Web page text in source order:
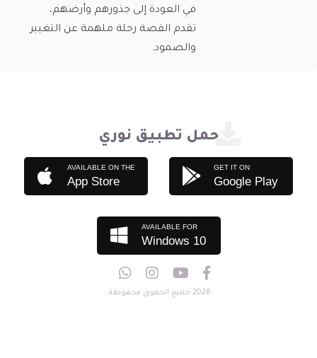
في العودة إلى جذورهم وأرضهم،
تقدم القصة رحلة ملهمة عن التغيير
والصمود.
حمل تطبيق نوري
AVAILABLE ON THE
App Store
GET IT ON
Google Play
AVAILABLE FOR
Windows 10
2026 جميع الحقوق محفوظة.